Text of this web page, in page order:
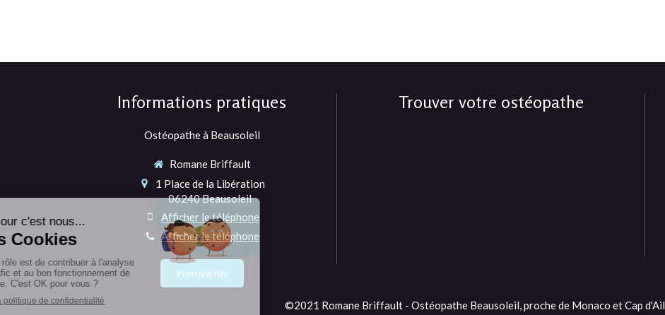
Informations pratiques
Ostéopathe à Beausoleil
Romane Briffault
1 Place de la Libération
06240Beausoleil
Afficher le téléphone
Afficher le téléphone
Prendre rdv
Trouver votre ostéopathe
©2021 Romane Briffault - Ostéopathe Beausoleil, proche de Monaco et Cap d'Ail